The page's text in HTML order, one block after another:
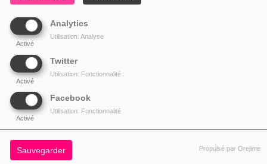
Analytics
Activé
Utilisation: Analyse
Twitter
Activé
Utilisation: Fonctionnalité
Facebook
Activé
Utilisation: Fonctionnalité
Sauvegarder Propulsé par Orejime
NOS COORDONNÉES